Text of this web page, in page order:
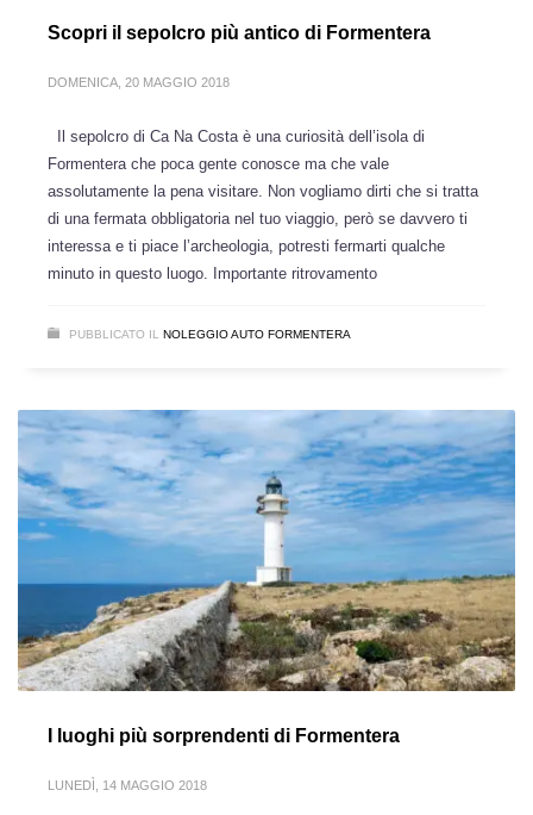
Scopri il sepolcro più antico di Formentera
DOMENICA, 20 MAGGIO 2018
Il sepolcro di Ca Na Costa è una curiosità dell’isola di
Formentera che poca gente conosce ma che vale
assolutamente la pena visitare. Non vogliamo dirti che si tratta
di una fermata obbligatoria nel tuo viaggio, però se davvero ti
interessa e ti piace l’archeologia, potresti fermarti qualche
minuto in questo luogo. Importante ritrovamento
PUBBLICATO IL NOLEGGIO AUTO FORMENTERA
I luoghi più sorprendenti di Formentera
LUNEDÌ, 14 MAGGIO 2018